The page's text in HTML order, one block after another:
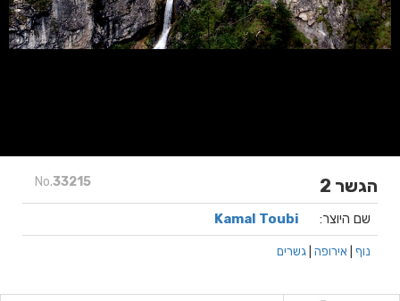
No.33215 הגשר 2
שם היוצר: Kamal Toubi
נוף אירופה גשרים